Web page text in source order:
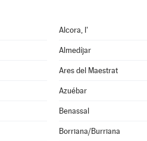
Alcora, l'
Almedíjar
Ares del Maestrat
Azuébar
Benassal
Borriana/Burriana